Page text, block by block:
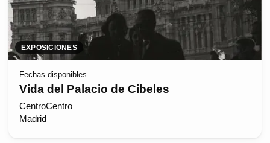
EXPOSICIONES
Fechas disponibles
Vida del Palacio de Cibeles
CentroCentro
Madrid